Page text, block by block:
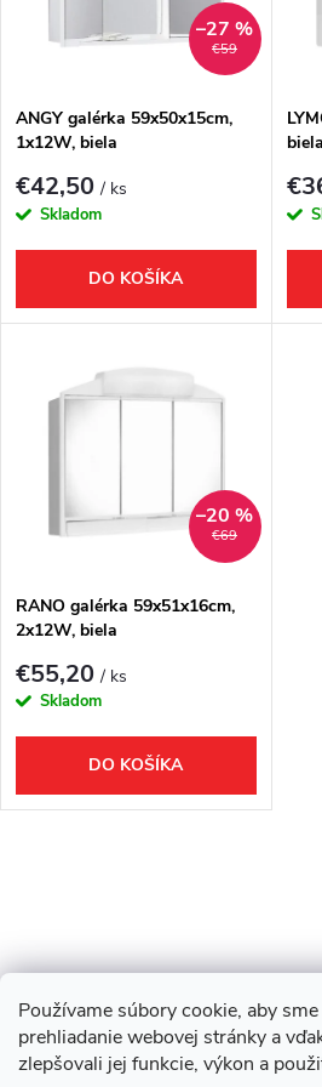
Používame súbory cookie, aby
prehliadanie webovej stránky a
zlepšovali jej funkcie, výkon a
e
p
r
o
o
v
s
p
r
o
v
€59
–27 %
ANGY galérka 59x50x15cm,
1x12W, biela
€42,50/ ks
Skladom
DO KOŠÍKA
€69
–20 %
RANO galérka 59x51x16cm,
2x12W, biela
€55,20/ ks
Skladom
DO KOŠÍKA
l
á
d
Z
Showroom Turbínova 11
3D Vizualizácia zdarma
O